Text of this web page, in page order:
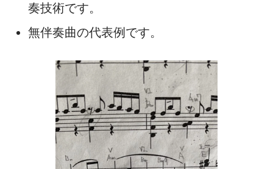
奏技術です。
無伴奏曲の代表例です。